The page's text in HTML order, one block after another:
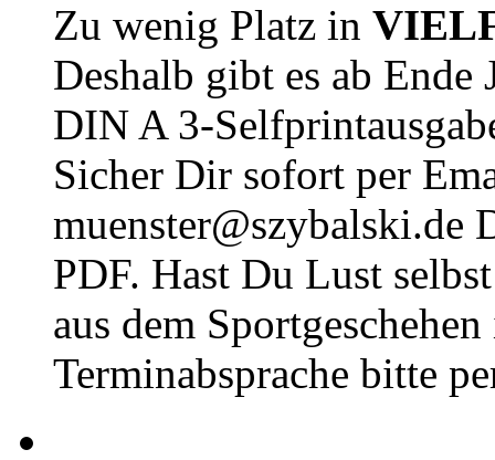
Zu wenig Platz in
Deshalb gibt es ab Ende
DIN A 3-
Sicher Dir sofort per
muenster@szybalski.de
PDF. Hast Du Lust
aus dem
Terminabsprache bitte